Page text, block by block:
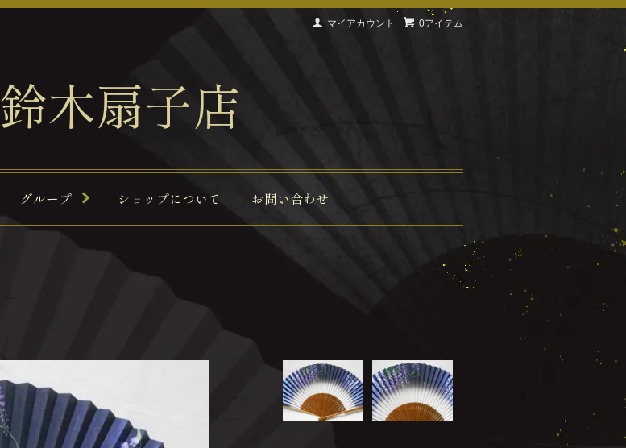
0アイテム
マイアカウント
鈴木扇子店
グループ ショップについて お問い合わせ